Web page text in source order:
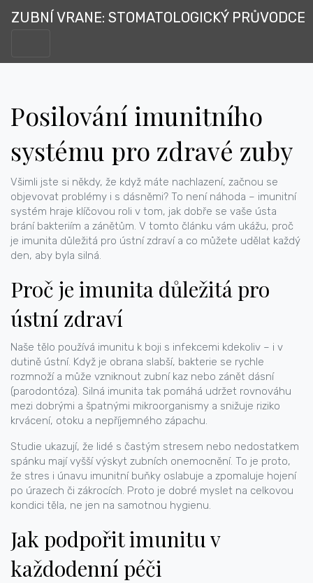
ZUBNÍ VRANE: STOMATOLOGICKÝ PRŮVODCE
Posilování imunitního
systému pro zdravé zuby
Všimli jste si někdy, že když máte nachlazení, začnou se
objevovat problémy i s dásněmi? To není náhoda – imunitní
systém hraje klíčovou roli v tom, jak dobře se vaše ústa
brání bakteriím a zánětům. V tomto článku vám ukážu, proč
je imunita důležitá pro ústní zdraví a co můžete udělat každý
den, aby byla silná.
Proč je imunita důležitá pro
ústní zdraví
Naše tělo používá imunitu k boji s infekcemi kdekoliv – i v
dutině ústní. Když je obrana slabší, bakterie se rychle
rozmnoží a může vzniknout zubní kaz nebo zánět dásní
(parodontóza). Silná imunita tak pomáhá udržet rovnováhu
mezi dobrými a špatnými mikroorganismy a snižuje riziko
krvácení, otoku a nepříjemného zápachu.
Studie ukazují, že lidé s častým stresem nebo nedostatkem
spánku mají vyšší výskyt zubních onemocnění. To je proto,
že stres i únavu imunitní buňky oslabuje a zpomaluje hojení
po úrazech či zákrocích. Proto je dobré myslet na celkovou
kondici těla, ne jen na samotnou hygienu.
Jak podpořit imunitu v
každodenní péči